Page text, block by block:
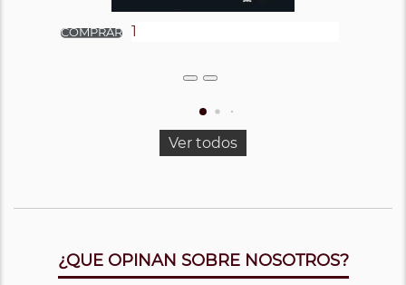
Ver todos
¿QUE OPINAN SOBRE NOSOTROS?